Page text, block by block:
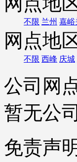
不限 兰州 嘉峪
网点地
不限 西峰 庆城
公司网
暂无公
免责声